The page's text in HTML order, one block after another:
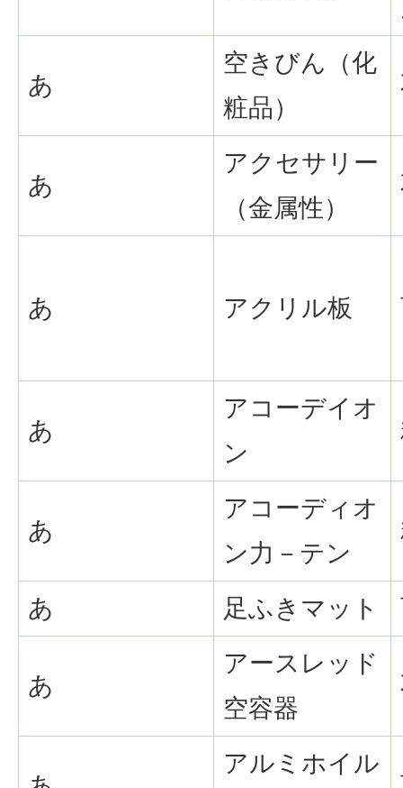
あ
空きびん（化
粧品）
あ
アクセサリー
（金属性）
あ アクリル板
あ
アコーデイオ
ン
あ
アコーディオ
ン力－テン
あ 足ふきマット
あ
アースレッド
空容器
アルミホイル